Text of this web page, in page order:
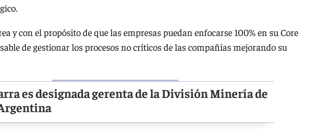
y con el propósito de que las empresas puedan enfocarse 100% en su Core
de gestionar los procesos no críticos de las compañías mejorando su
es designada gerenta de la División Minería de